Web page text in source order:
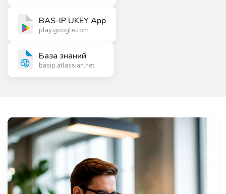
BAS-IP UKEY App
play.google.com
База знаний
basip.atlassian.net